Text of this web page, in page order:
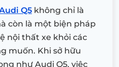
Q5 không chỉ là
còn là một biện pháp
nội thất xe khỏi các
muốn. Khi sở hữu
như Audi Q5, việc